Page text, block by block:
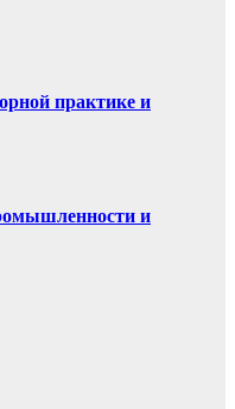
практике и
и